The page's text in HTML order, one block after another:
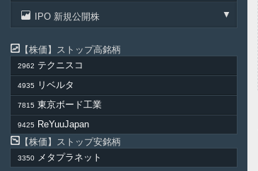
IPO 新規公開株
株価 ストップ高銘柄
2962 テクニスコ
4935 リベルタ
7815 東京ボード工業
9425
ReYuuJapan
株価
ストップ安銘柄
3350 メタプラネット